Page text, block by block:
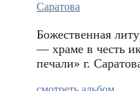
Божественная
— храме в честь
печали» г.